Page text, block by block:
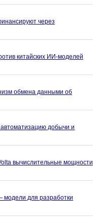
через
китайских ИИ-моделей
обмена данными об
добычи и
вычислительные мощности
модели для разработки